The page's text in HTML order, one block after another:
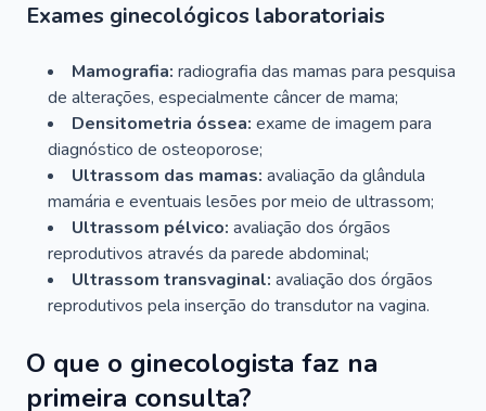
Exames ginecológicos laboratoriais
Mamografia: radiografia das mamas para pesquisa
de alterações, especialmente câncer de mama;
Densitometria óssea: exame de imagem para
diagnóstico de osteoporose;
Ultrassom das mamas: avaliação da glândula
mamária e eventuais lesões por meio de ultrassom;
Ultrassom pélvico: avaliação dos órgãos
reprodutivos através da parede abdominal;
Ultrassom transvaginal: avaliação dos órgãos
reprodutivos pela inserção do transdutor na vagina.
O que o ginecologista faz na
primeira consulta?